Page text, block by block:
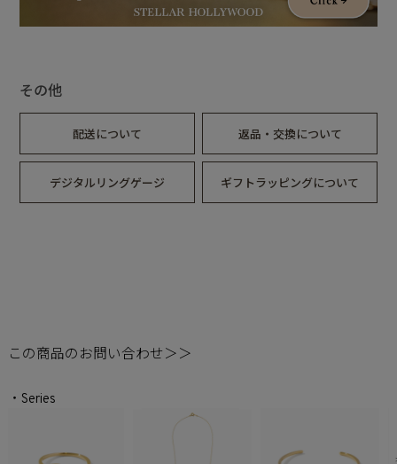
その他
配送について 返品・交換について
デジタルリングゲージ ギフトラッピングについて
この商品のお問い合わせ＞＞
・Series